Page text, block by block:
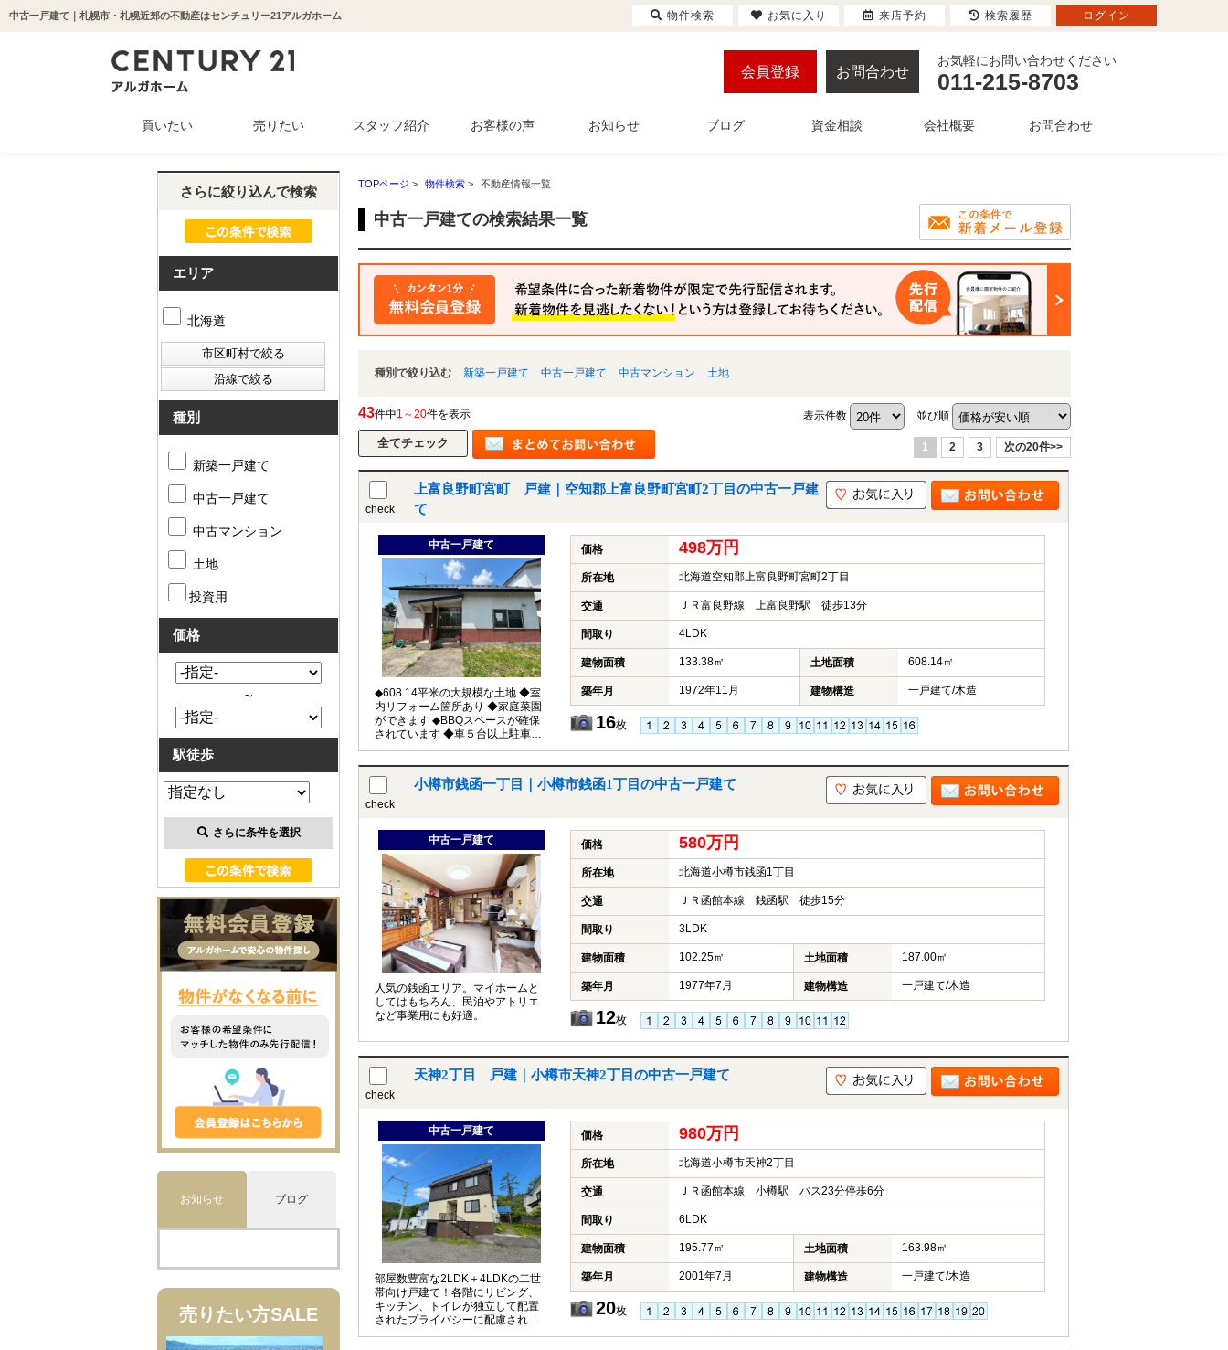
中古一戸建て｜札幌市・札幌近郊の不動産はセンチュリー21アルガホーム
会員登録 お問合わせ
お気軽にお問い合わせください
011-215-8703
買いたい
新築一戸建て
中古一戸建て
中古マンション
土地
収益物件
売りたい スタッフ紹介 お客様の声 お知らせ ブログ 資金相談 会社概要 お問合わせ
TOPページ > 物件検索 > 不動産情報一覧
中古一戸建ての検索結果一覧
種別で絞り込む 新築一戸建て 中古一戸建て 中古マンション 土地
43件中1～20件を表示 表示件数 並び順
1 2 3 次の20件>>
check
上富良野町宮町 戸建｜空知郡上富良野町宮町2丁目の中古一戸建
て
中古一戸建て
◆608.14平米の大規模な土地 ◆室
内リフォーム箇所あり ◆家庭菜園
ができます ◆BBQスペースが確保
されています ◆車５台以上駐車可
能 ◆二階建て住宅 ◆日当たり良好
価格 498万円
所在地 北海道空知郡上富良野町宮町2丁目
交通 ＪＲ富良野線 上富良野駅 徒歩13分
間取り 4LDK
建物面積 133.38㎡ 土地面積 608.14㎡
築年月 1972年11月 建物構造 一戸建て/木造
16枚
check
小樽市銭函一丁目｜小樽市銭函1丁目の中古一戸建て
中古一戸建て
人気の銭函エリア。マイホームと
してはもちろん、民泊やアトリエ
など事業用にも好適。
価格 580万円
所在地 北海道小樽市銭函1丁目
交通 ＪＲ函館本線 銭函駅 徒歩15分
間取り 3LDK
建物面積 102.25㎡ 土地面積 187.00㎡
築年月 1977年7月 建物構造 一戸建て/木造
12枚
check
天神2丁目 戸建｜小樽市天神2丁目の中古一戸建て
中古一戸建て
部屋数豊富な2LDK＋4LDKの二世
帯向け戸建て！各階にリビング、
キッチン、トイレが独立して配置
されたプライバシーに配慮された
設計です。
価格 980万円
所在地 北海道小樽市天神2丁目
交通 ＪＲ函館本線 小樽駅 バス23分停歩6分
間取り 6LDK
建物面積 195.77㎡ 土地面積 163.98㎡
築年月 2001年7月 建物構造 一戸建て/木造
20枚
さらに絞り込んで検索
エリア
北海道
種別
新築一戸建て
中古一戸建て
中古マンション
土地
投資用
価格
～
駅徒歩
さらに条件を選択
お知らせ ブログ
売りたい方SALE
物件検索 お気に入り 来店予約 検索履歴 ログイン